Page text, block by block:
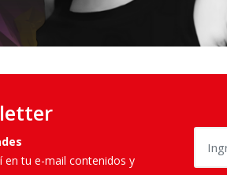
en tu e-mail contenidos y